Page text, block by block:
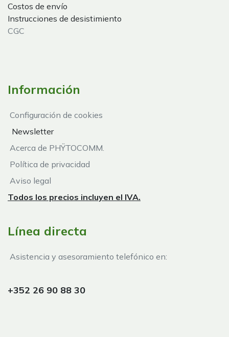
Costos de envío
Instrucciones de desistimiento
CGC
Información
Configuración de cookies
Newsletter
Acerca de PHŸTOCOMM.
Política de privacidad
Aviso legal
Todos los precios incluyen el IVA.
Línea directa
Asistencia y asesoramiento telefónico en:
+352 26 90 88 30